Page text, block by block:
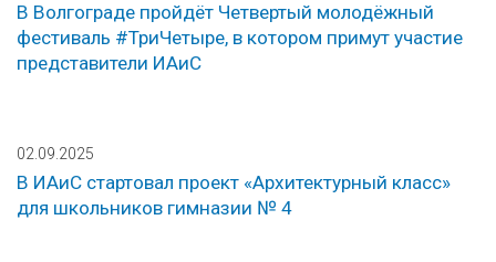
В Волгограде пройдёт Четвертый молодёжный
фестиваль #ТриЧетыре, в котором примут участие
представители ИАиС
02.09.2025
В ИАиС стартовал проект «Архитектурный класс»
для школьников гимназии № 4